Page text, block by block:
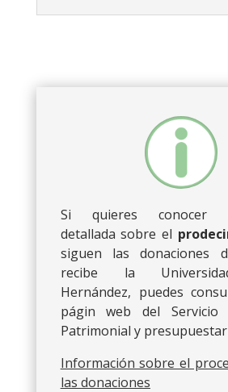
Si quieres conocer
detallada sobre el
siguen las donaciones
recibe la
Hernández, puedes
págin web del Servicio
Patrimonial y
Información sobre el
las donaciones